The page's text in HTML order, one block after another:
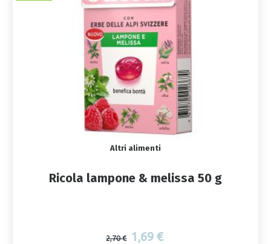
Altri alimenti
Ricola lampone & melissa 50 g
2,70 € 1,69 €